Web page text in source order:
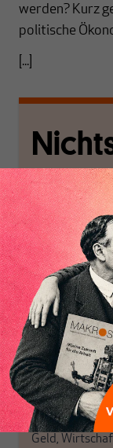
Inhaltsverzeichnis
werden? Kurz
politische
[...]
von
Nur für
MAKROSKOP
Themen aus
Perspektive
in Deutschland
MAKROSKOP
das große
haben einen
Geld,